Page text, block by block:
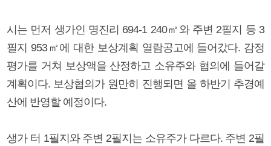
시는 먼저 생가인 명진리 694-1 240㎡와 주변 2필지 등 3
필지 953㎡에 대한 보상계획 열람공고에 들어갔다. 감정
평가를 거쳐 보상액을 산정하고 소유주와 협의에 들어갈
계획이다. 보상협의가 원만히 진행되면 올 하반기 추경예
산에 반영할 예정이다.
생가 터 1필지와 주변 2필지는 소유주가 다르다. 주변 2필